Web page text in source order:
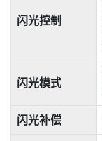
闪光控制
闪光模式
闪光补偿